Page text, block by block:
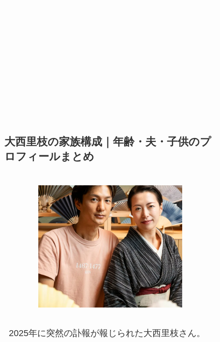
大西里枝の家族構成｜年齢・夫・子供のプ
ロフィールまとめ
2025年に突然の訃報が報じられた大西里枝さん。